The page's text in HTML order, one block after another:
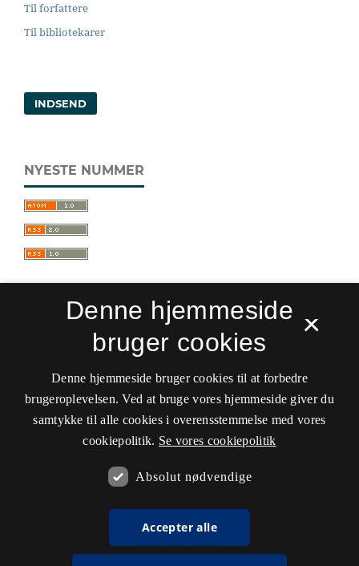
Til forfattere
Til bibliotekarer
INDSEND
NYESTE NUMMER
Sprogforum. Tidsskrift for sprog- og
kulturpædagogik
ISSN 0909-9328 (Trykt)
ISSN 1399-8617 (Online)
Tilgængelighedserklæring
Det Kgl. Bibliotek
×
Denne hjemmeside
bruger cookies
Denne hjemmeside bruger cookies til at forbedre
brugeroplevelsen. Ved at bruge vores hjemmeside giver du
samtykke til alle cookies i overensstemmelse med vores
cookiepolitik. Se vores cookiepolitik
Absolut nødvendige
Accepter alle